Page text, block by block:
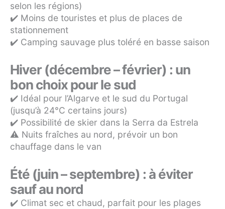
selon les régions)
✔️ Moins de touristes et plus de places de
stationnement
✔️ Camping sauvage plus toléré en basse saison
Hiver (décembre – février) : un
bon choix pour le sud
✔️ Idéal pour l’Algarve et le sud du Portugal
(jusqu’à 24°C certains jours)
✔️ Possibilité de skier dans la Serra da Estrela
⚠️ Nuits fraîches au nord, prévoir un bon
chauffage dans le van
Été (juin – septembre) : à éviter
sauf au nord
✔️ Climat sec et chaud, parfait pour les plages